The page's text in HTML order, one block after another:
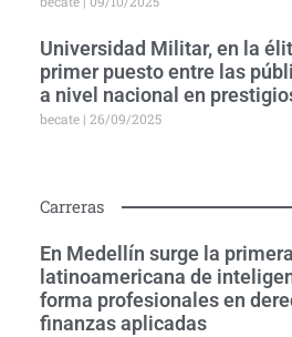
Universidad Militar, en la
primer puesto entre las
a nivel nacional en
becate 26/09/2025
Carreras
En Medellín surge la
latinoamericana de
forma profesionales en
finanzas aplicadas